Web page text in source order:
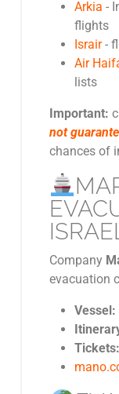
Arkia -
flights
Israir-
Air
lists
Important:
not
chances of
Company
evacuation
Vessel:
Tickets: